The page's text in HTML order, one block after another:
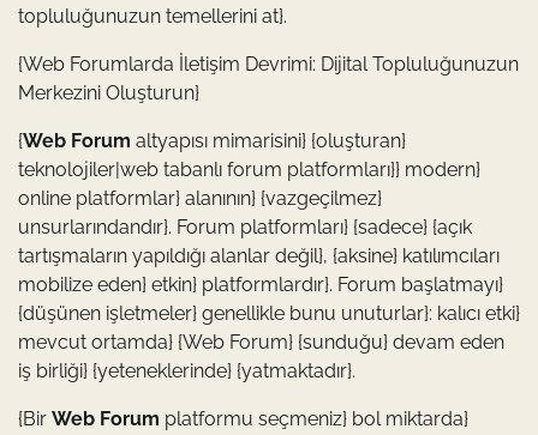
topluluğunuzun temellerini at}.
{Web Forumlarda İletişim Devrimi: Dijital Topluluğunuzun
Merkezini Oluşturun}
{Web Forum altyapısı mimarisini} {oluşturan}
teknolojiler|web tabanlı forum platformları}} modern}
online platformlar} alanının} {vazgeçilmez}
unsurlarındandır}. Forum platformları} {sadece} {açık
tartışmaların yapıldığı alanlar değil}, {aksine} katılımcıları
mobilize eden} etkin} platformlardır}. Forum başlatmayı}
{düşünen işletmeler} genellikle bunu unuturlar}: kalıcı etki}
mevcut ortamda} {Web Forum} {sunduğu} devam eden
iş birliği} {yeteneklerinde} {yatmaktadır}.
{Bir Web Forum platformu seçmeniz} bol miktarda}